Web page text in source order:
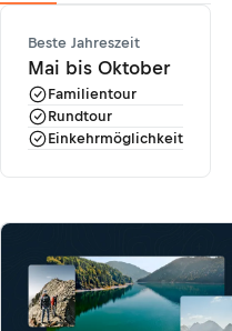
Beste Jahreszeit
Mai bis Oktober
Familientour
Rundtour
Einkehrmöglichkeit